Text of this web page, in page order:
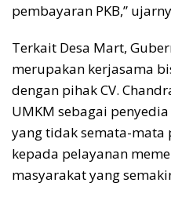
pembayaran PKB,”
Terkait Desa Mart,
merupakan kerjasama
dengan pihak CV.
UMKM sebagai
yang tidak semata-
kepada pelayanan
masyarakat yang